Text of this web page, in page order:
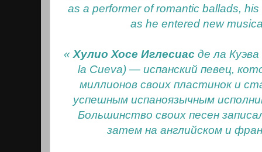
as a performer of romantic ballads,
as he entered new
«Хулио Хосе Иглесиас де ла
la Cueva) — испанский певец,
миллионов своих пластинок и
успешным испаноязычным
Большинство своих песен
затем на английском и